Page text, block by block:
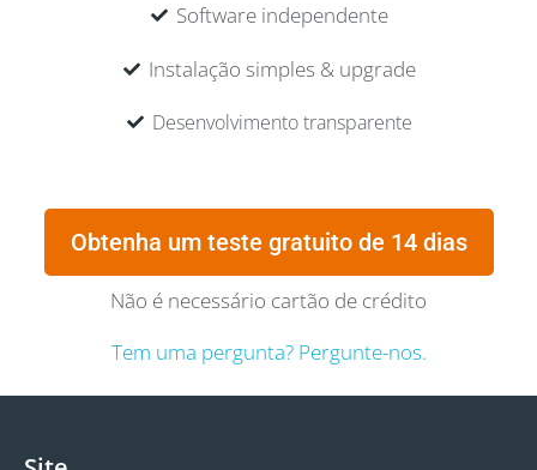
Software independente
Instalação simples & upgrade
Desenvolvimento transparente
Obtenha um teste gratuito de 14 dias
Não é necessário cartão de crédito
Tem uma pergunta? Pergunte-nos.